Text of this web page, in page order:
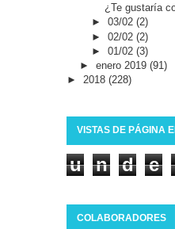
¿Te gustaría
►03/02(2)
►02/02(2)
►01/02(3)
► enero 2019 (91)
► 2018 (228)
VISTAS DE PÁGINA
u n d e
COLABORADORES